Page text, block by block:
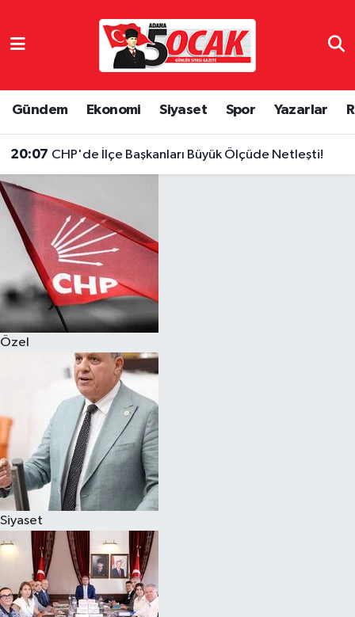
Gündem Ekonomi Siyaset Spor Yazarlar
20:07 CHP'de İlçe Başkanları Büyük Ölçüde Netleşti!
Özel
Siyaset
Eğitim
Ekonomi
Gündem
Magazin
Özel
Resmi İlanlar
Sağlık
Siyaset
Spor
Hava Durumu
Son Dakika Haberleri
Haber Arşivi